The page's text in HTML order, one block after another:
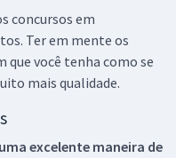
concursos em
Ter em mente os
que você tenha como se
mais qualidade.
excelente maneira de